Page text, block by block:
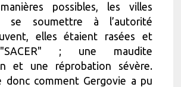
possibles, les villes
se soumettre à l’autorité
elles étaient rasées et
"SACER" ; une maudite
et une réprobation sévère.
donc comment Gergovie a pu